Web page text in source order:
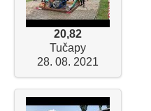
20,82
Tučapy
28. 08. 2021